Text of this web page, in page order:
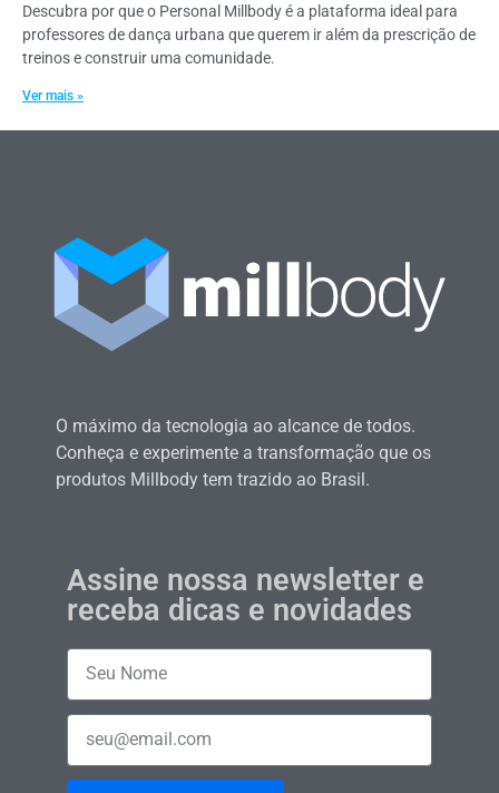
Descubra por que o Personal Millbody é a plataforma ideal para
professores de dança urbana que querem ir além da prescrição de
treinos e construir uma comunidade.
Ver mais »
O máximo da tecnologia ao alcance de todos.
Conheça e experimente a transformação que os
produtos Millbody tem trazido ao Brasil.
Assine nossa newsletter e
receba dicas e novidades